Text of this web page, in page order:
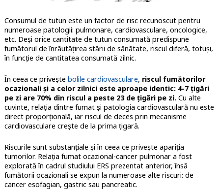
Consumul de tutun este un factor de risc recunoscut pentru
numeroase patologii: pulmonare, cardiovasculare, oncologice,
etc. Deși orice cantitate de tutun consumată predispune
fumătorul de înrăutățirea stării de sănătate, riscul diferă, totuși,
în funcție de cantitatea consumată zilnic.
În ceea ce privește bolile cardiovasculare, riscul fumătorilor
ocazionali și a celor zilnici este aproape identic: 4-7 țigări
pe zi are 70% din riscul a peste 23 de țigări pe zi. Cu alte
cuvinte, relația dintre fumat și patologia cardiovasculară nu este
direct proporțională, iar riscul de deces prin mecanisme
cardiovasculare crește de la prima țigară.
Riscurile sunt substanțiale și în ceea ce privește apariția
tumorilor. Relația fumat ocazional-cancer pulmonar a fost
explorată în cadrul studiului ERS prezentat anterior, însă
fumătorii ocazionali se expun la numeroase alte riscuri: de
cancer esofagian, gastric sau pancreatic.